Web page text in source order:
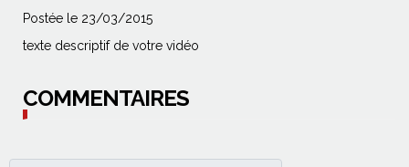
Postée le 23/03/2015
texte descriptif de votre vidéo
COMMENTAIRES